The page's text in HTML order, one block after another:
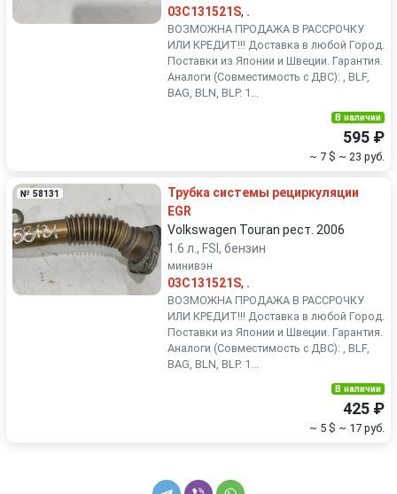
Subaru
Volkswagen
03C131521S, .
ВОЗМОЖНА ПРОДАЖА В РАССРОЧКУ
ИЛИ КРЕДИТ!!! Доставка в любой Город.
Поставки из Японии и Швеции. Гарантия.
Аналоги (Совместимость с ДВС): , BLF,
BAG, BLN, BLP. 1...
В наличии
595 ₽
~ 7 $ ~ 23 руб.
№ 58131
Трубка системы рециркуляции
EGR
Volkswagen Touran рест. 2006
1.6 л., FSI, бензин
минивэн
03C131521S, .
ВОЗМОЖНА ПРОДАЖА В РАССРОЧКУ
ИЛИ КРЕДИТ!!! Доставка в любой Город.
Поставки из Японии и Швеции. Гарантия.
Аналоги (Совместимость с ДВС): , BLF,
BAG, BLN, BLP. 1...
В наличии
425 ₽
~ 5 $ ~ 17 руб.